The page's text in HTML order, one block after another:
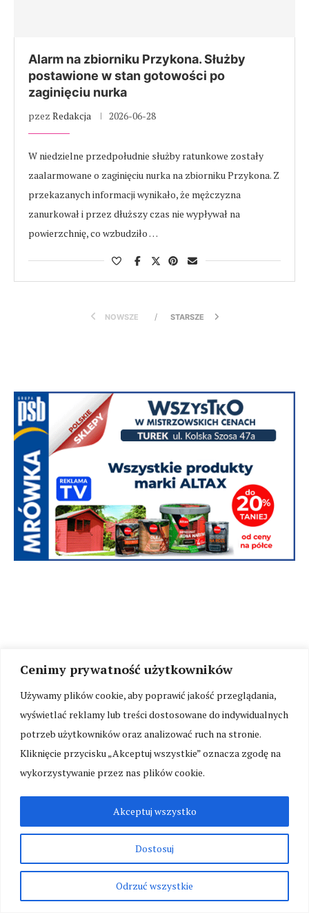
Cenimy prywatność użytkowników
Używamy plików cookie, aby poprawić jakość przeglądania,
wyświetlać reklamy lub treści dostosowane do indywidualnych
potrzeb użytkowników oraz analizować ruch na stronie.
Kliknięcie przycisku „Akceptuj wszystkie” oznacza zgodę na
wykorzystywanie przez nas plików cookie.
Dostosuj
Odrzuć wszystkie
Akceptuj wszystko
Alarm na zbiorniku Przykona. Służby
postawione w stan gotowości po
zaginięciu nurka
pzez Redakcja 2026-06-28
W niedzielne przedpołudnie służby ratunkowe zostały
zaalarmowane o zaginięciu nurka na zbiorniku Przykona. Z
przekazanych informacji wynikało, że mężczyzna
zanurkował i przez dłuższy czas nie wypływał na
powierzchnię, co wzbudziło …
NOWSZE STARSZE